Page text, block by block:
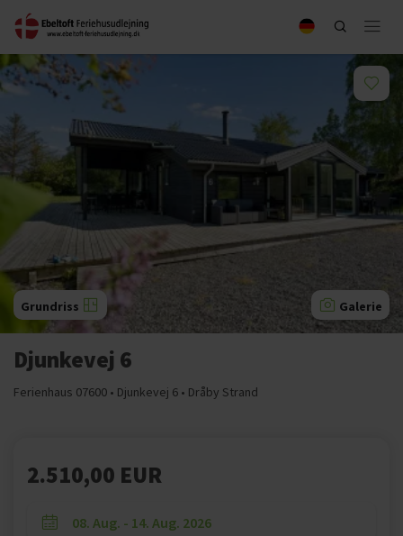
Grundriss Galerie
Djunkevej 6
Ferienhaus 07600 • Djunkevej 6 • Dråby Strand
2.510,00 EUR